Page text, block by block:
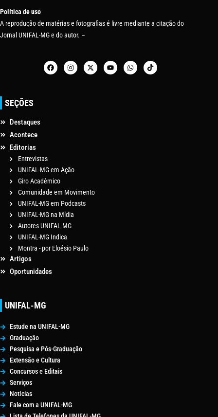
Política de uso
A reprodução de matérias e fotografias é livre mediante a citação do
Jornal UNIFAL-MG e do autor. –
SEÇÕES
Destaques
Acontece
Editorias
Entrevistas
UNIFAL-MG em Ação
Giro Acadêmico
Comunidade em Movimento
UNIFAL-MG em Podcasts
UNIFAL-MG na Mídia
Autores UNIFAL-MG
UNIFAL-MG Indica
Montra - por Eloésio Paulo
Artigos
Oportunidades
UNIFAL-MG
Estude na UNIFAL-MG
Graduação
Pesquisa e Pós-Graduação
Extensão e Cultura
Concursos e Editais
Serviços
Notícias
Fale com a UNIFAL-MG